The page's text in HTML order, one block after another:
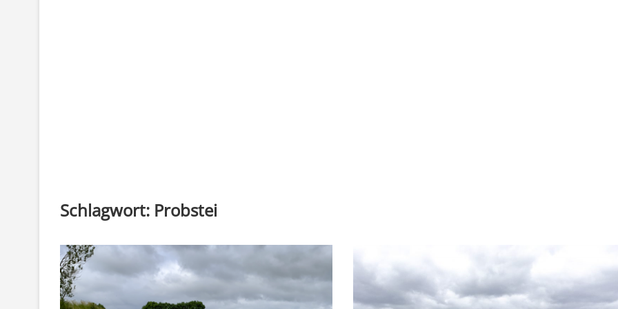
Schlagwort: Probstei